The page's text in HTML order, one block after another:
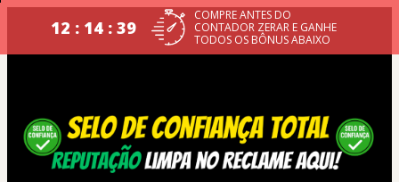
12 : 14 : 38
COMPRE ANTES DO
CONTADOR ZERAR E GANHE
TODOS OS BÔNUS ABAIXO